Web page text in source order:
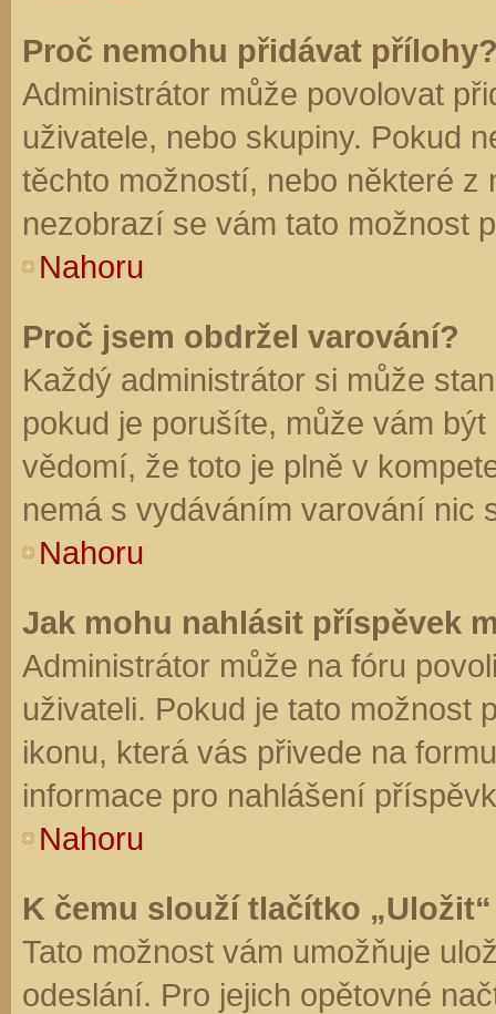
Proč nemohu přidávat
Administrátor může povolovat
uživatele, nebo skupiny. Pokud
těchto možností, nebo některé z
nezobrazí se vám tato možnost
Nahoru
Proč jsem obdržel varování?
Každý administrátor si může
pokud je porušíte, může vám
vědomí, že toto je plně v
nemá s vydáváním varování nic
Nahoru
Jak mohu nahlásit příspěvek
Administrátor může na fóru
uživateli. Pokud je tato možnost
ikonu, která vás přivede na
informace pro nahlášení
Nahoru
K čemu slouží tlačítko
Tato možnost vám umožňuje
odeslání. Pro jejich opětovné